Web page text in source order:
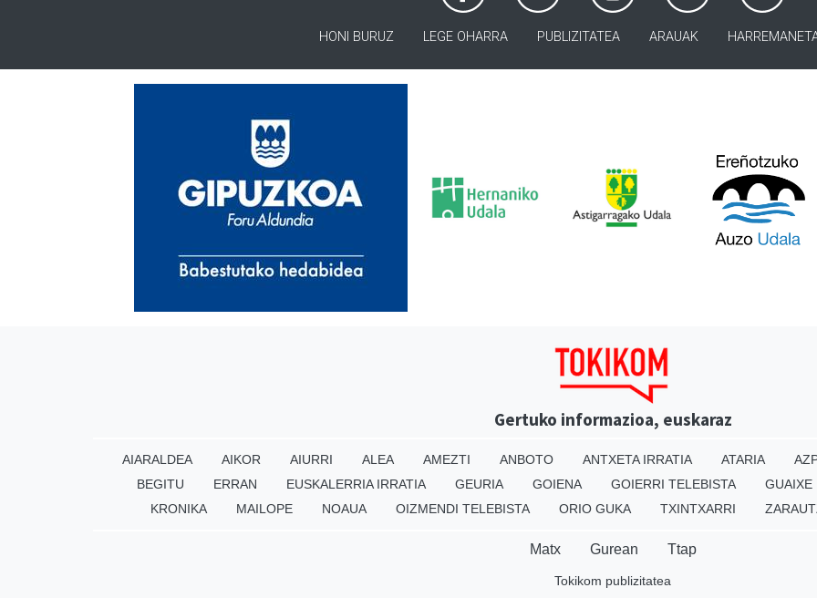
HONI BURUZ LEGE OHARRA PUBLIZITATEA ARAUAK
Gertuko informazioa, euskaraz
AIARALDEA AIKOR AIURRI ALEA AMEZTI ANBOTO ANTXETA IRRATIA ATARIA
BEGITU
ERRAN EUSKALERRIA IRRATIA GEURIA GOIENA GOIERRI TELEBISTA
GUAIXE
KRONIKA
MAILOPE NOAUA OIZMENDI TELEBISTA ORIO GUKA TXINTXARRI
Matx Gurean Ttap
Tokikom publizitatea